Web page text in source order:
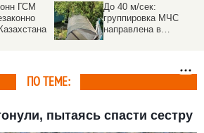
ГСМ
До 40 м/сек:
группировка МЧС
направлена в
ПО ТЕМЕ:
пытаясь спасти сестру